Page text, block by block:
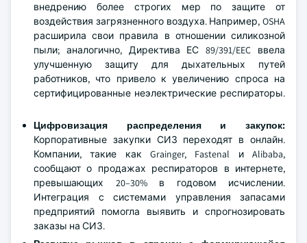
внедрению более строгих мер по защите от
воздействия загрязненного воздуха. Например, OSHA
расширила свои правила в отношении силикозной
пыли; аналогично, Директива ЕС 89/391/EEC ввела
улучшенную защиту для дыхательных путей
работников, что привело к увеличению спроса на
сертифицированные неэлектрические респираторы.
Цифровизация распределения и закупок:
Корпоративные закупки СИЗ переходят в онлайн.
Компании, такие как Grainger, Fastenal и Alibaba,
сообщают о продажах респираторов в интернете,
превышающих 20–30% в годовом исчислении.
Интеграция с системами управления запасами
предприятий помогла выявить и спрогнозировать
заказы на СИЗ.